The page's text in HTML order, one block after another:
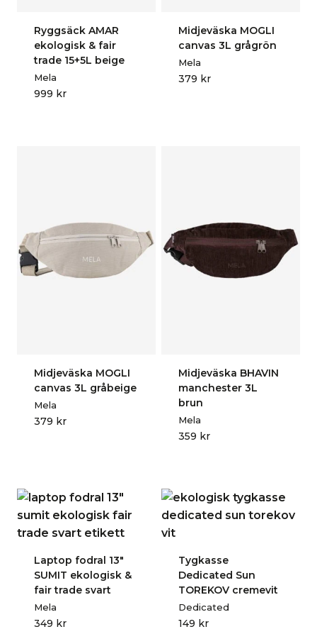
Ryggsäck AMAR
ekologisk & fair
trade 15+5L beige
Mela
999 kr
Midjeväska MOGLI
canvas 3L grågrön
Mela
379 kr
Midjeväska MOGLI
canvas 3L gråbeige
Mela
379 kr
Midjeväska BHAVIN
manchester 3L
brun
Mela
359 kr
Laptop fodral 13″
SUMIT ekologisk &
fair trade svart
Mela
349 kr
Tygkasse
Dedicated Sun
TOREKOV cremevit
Dedicated
149 kr